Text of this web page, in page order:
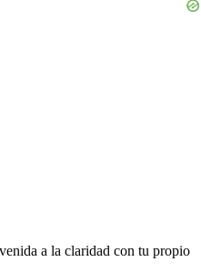
a la claridad con tu propio